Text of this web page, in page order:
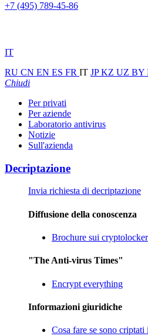
+7 (495) 789-45-86
IT
RU CN EN ES FR IT JPKZ UZ BY
Chiudi
Per privati
Per aziende
Laboratorio antivirus
Notizie
Sull'azienda
Decriptazione
Invia richiesta di decriptazione
Diffusione della conoscenza
Brochure sui cryptolocker
"The Anti-virus Times"
Encrypt everything
Informazioni giuridiche
Cosa fare se sono criptati